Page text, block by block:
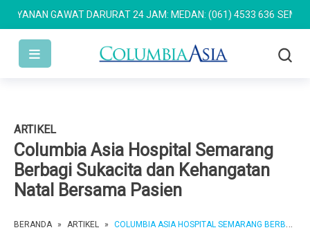
GAWAT DARURAT 24 JAM: MEDAN: (061) 4533 636
ARTIKEL
Columbia Asia Hospital Semarang
Berbagi Sukacita dan Kehangatan
Natal Bersama Pasien
BERANDA » ARTIKEL » COLUMBIA ASIA HOSPITAL SEMARANG BERBAGI SUKACITA DAN KEHANGATAN NATAL BERSAMA PASIEN